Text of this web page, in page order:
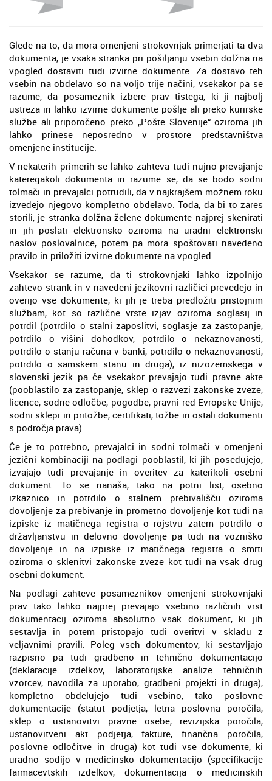
Glede na to, da mora omenjeni strokovnjak primerjati ta dva
dokumenta, je vsaka stranka pri pošiljanju vsebin dolžna na
vpogled dostaviti tudi izvirne dokumente. Za dostavo teh
vsebin na obdelavo so na voljo trije načini, vsekakor pa se
razume, da posameznik izbere prav tistega, ki ji najbolj
ustreza in lahko izvirne dokumente pošlje ali preko kurirske
službe ali priporočeno preko „Pošte Slovenije“ oziroma jih
lahko prinese neposredno v prostore predstavništva
omenjene institucije.
V nekaterih primerih se lahko zahteva tudi nujno prevajanje
kateregakoli dokumenta in razume se, da se bodo sodni
tolmači in prevajalci potrudili, da v najkrajšem možnem roku
izvedejo njegovo kompletno obdelavo. Toda, da bi to zares
storili, je stranka dolžna želene dokumente najprej skenirati
in jih poslati elektronsko oziroma na uradni elektronski
naslov poslovalnice, potem pa mora spoštovati navedeno
pravilo in priložiti izvirne dokumente na vpogled.
Vsekakor se razume, da ti strokovnjaki lahko izpolnijo
zahtevo strank in v navedeni jezikovni različici prevedejo in
overijo vse dokumente, ki jih je treba predložiti pristojnim
službam, kot so različne vrste izjav oziroma soglasij in
potrdil (potrdilo o stalni zaposlitvi, soglasje za zastopanje,
potrdilo o višini dohodkov, potrdilo o nekaznovanosti,
potrdilo o stanju računa v banki, potrdilo o nekaznovanosti,
potrdilo o samskem stanu in druga), iz nizozemskega v
slovenski jezik pa če vsekakor prevajajo tudi pravne akte
(pooblastilo za zastopanje, sklep o razvezi zakonske zveze,
licence, sodne odločbe, pogodbe, pravni red Evropske Unije,
sodni sklepi in pritožbe, certifikati, tožbe in ostali dokumenti
s področja prava).
Če je to potrebno, prevajalci in sodni tolmači v omenjeni
jezični kombinaciji na podlagi pooblastil, ki jih posedujejo,
izvajajo tudi prevajanje in overitev za katerikoli osebni
dokument. To se nanaša, tako na potni list, osebno
izkaznico in potrdilo o stalnem prebivališču oziroma
dovoljenje za prebivanje in prometno dovoljenje kot tudi na
izpiske iz matičnega registra o rojstvu zatem potrdilo o
državljanstvu in delovno dovoljenje pa tudi na vozniško
dovoljenje in na izpiske iz matičnega registra o smrti
oziroma o sklenitvi zakonske zveze kot tudi na vsak drug
osebni dokument.
Na podlagi zahteve posameznikov omenjeni strokovnjaki
prav tako lahko najprej prevajajo vsebino različnih vrst
dokumentacij oziroma absolutno vsak dokument, ki jih
sestavlja in potem pristopajo tudi overitvi v skladu z
veljavnimi pravili. Poleg vseh dokumentov, ki sestavljajo
razpisno pa tudi gradbeno in tehnično dokumentacijo
(deklaracije izdelkov, laboratorijske analize tehničnih
vzorcev, navodila za uporabo, gradbeni projekti in druga),
kompletno obdelujejo tudi vsebino, tako poslovne
dokumentacije (statut podjetja, letna poslovna poročila,
sklep o ustanovitvi pravne osebe, revizijska poročila,
ustanovitveni akt podjetja, fakture, finančna poročila,
poslovne odločitve in druga) kot tudi vse dokumente, ki
uradno sodijo v medicinsko dokumentacijo (specifikacije
farmacevtskih izdelkov, dokumentacija o medicinskih